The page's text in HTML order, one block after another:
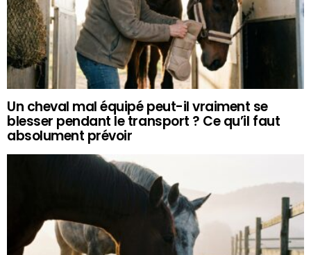
Un cheval mal équipé peut-il vraiment se
blesser pendant le transport ? Ce qu’il faut
absolument prévoir